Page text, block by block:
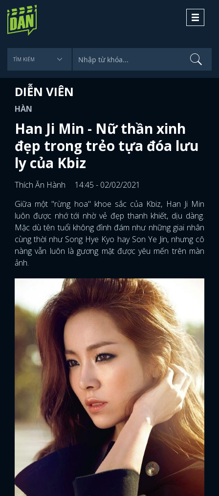
Toggle
DIỄN VIÊN
HÀN
Han Ji Min - Nữ thần xinh
đẹp trong trẻo tựa đóa lưu
ly của Kbiz
Thích Ăn Hành
14:45 - 02/02/2021
Giữa một "rừng hoa" khoe sắc của Kbiz, Han Ji Min
luôn được nhớ tới nhờ vẻ đẹp thanh khiết, dịu dàng.
Mặc dù tên tuổi không đình đám như những giai nhân
cùng thời như Song Hye Kyo hay Son Ye Jin, nhưng cô
nàng vẫn luôn là gương mặt được yêu mến trên màn
ảnh.